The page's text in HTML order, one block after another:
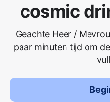
cosmic
Geachte Heer /
paar minuten tijd om